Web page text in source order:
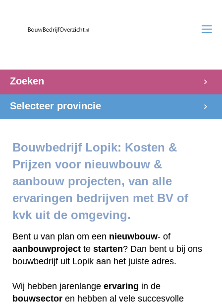
Zoeken
Selecteer provincie
Bouwbedrijf Lopik: Kosten &
Prijzen voor nieuwbouw &
aanbouw projecten, van alle
ervaringen bedrijven met BV of
kvk uit de omgeving.
Bent u van plan om een nieuwbouw- of
aanbouwproject te starten? Dan bent u bij ons
bouwbedrijf uit Lopik aan het juiste adres.
Wij hebben jarenlange ervaring in de
bouwsector en hebben al vele succesvolle